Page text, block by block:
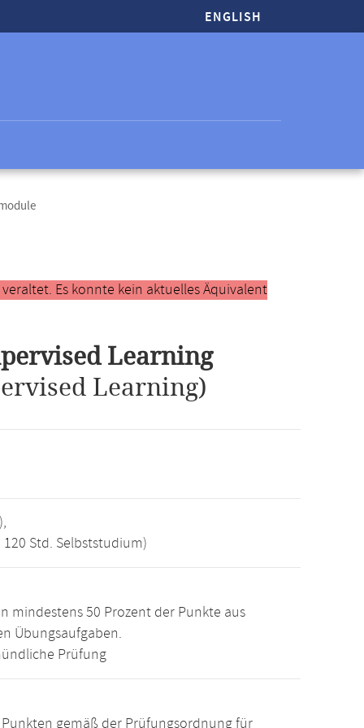
ENGLISH
Es konnte kein aktuelles Äquivalent
Learning
Learning)
Std. Selbststudium)
mindestens 50 Prozent der Punkte aus
Übungsaufgaben.
Prüfung
gemäß der Prüfungsordnung für